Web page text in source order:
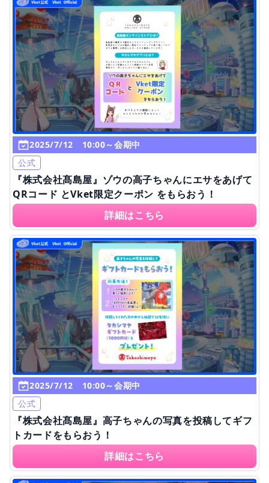
2025/7/12 10:00～会期中
公式
『株式会社髙島屋』ゾウの高子ちゃんにエサをあげて
QRコード とVket限定クーポン をもらおう！
詳細はこちら
2025/7/12 10:00～会期中
公式
『株式会社髙島屋』高子ちゃんの写真を投稿してギフ
トカードをもらおう！
詳細はこちら